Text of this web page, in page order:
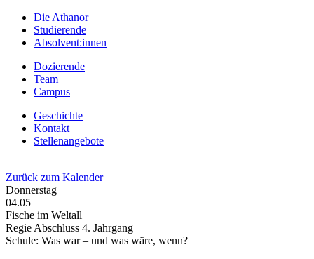
Die Athanor
Studierende
Absolvent:innen
Dozierende
Team
Campus
Geschichte
Kontakt
Stellenangebote
Zurück zum Kalender
Donnerstag
04.05
Fische im Weltall
Regie Abschluss 4. Jahrgang
Schule: Was war – und was wäre, wenn?